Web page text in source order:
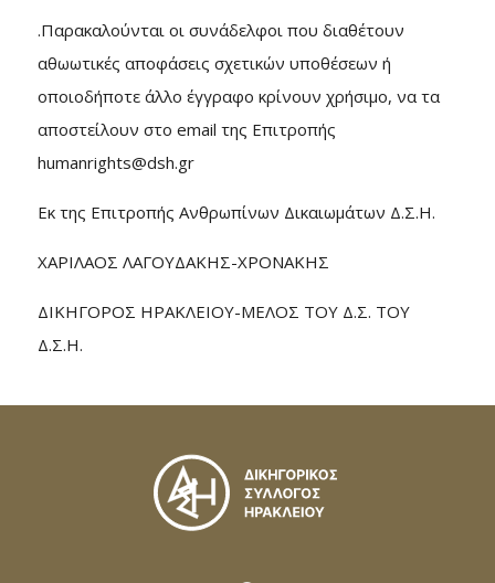
.Παρακαλούνται οι συνάδελφοι που διαθέτουν
αθωωτικές αποφάσεις σχετικών υποθέσεων ή
οποιοδήποτε άλλο έγγραφο κρίνουν χρήσιμο, να τα
αποστείλουν στο email της Επιτροπής
humanrights@dsh.gr
Εκ της Επιτροπής Ανθρωπίνων Δικαιωμάτων Δ.Σ.Η.
ΧΑΡΙΛΑΟΣ ΛΑΓΟΥΔΑΚΗΣ-ΧΡΟΝΑΚΗΣ
ΔΙΚΗΓΟΡΟΣ ΗΡΑΚΛΕΙΟΥ-ΜΕΛΟΣ ΤΟΥ Δ.Σ. ΤΟΥ
Δ.Σ.Η.